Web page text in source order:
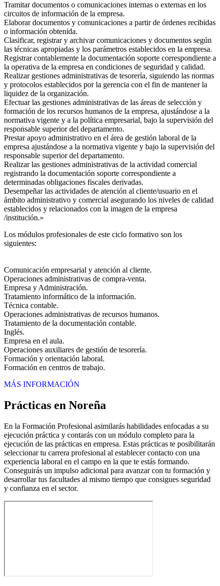
Tramitar documentos o comunicaciones internas o externas en los
circuitos de información de la empresa.
Elaborar documentos y comunicaciones a partir de órdenes recibidas
o información obtenida.
Clasificar, registrar y archivar comunicaciones y documentos según
las técnicas apropiadas y los parámetros establecidos en la empresa.
Registrar contablemente la documentación soporte correspondiente a
la operativa de la empresa en condiciones de seguridad y calidad.
Realizar gestiones administrativas de tesorería, siguiendo las normas
y protocolos establecidos por la gerencia con el fin de mantener la
liquidez de la organización.
Efectuar las gestiones administrativas de las áreas de selección y
formación de los recursos humanos de la empresa, ajustándose a la
normativa vigente y a la política empresarial, bajo la supervisión del
responsable superior del departamento.
Prestar apoyo administrativo en el área de gestión laboral de la
empresa ajustándose a la normativa vigente y bajo la supervisión del
responsable superior del departamento.
Realizar las gestiones administrativas de la actividad comercial
registrando la documentación soporte correspondiente a
determinadas obligaciones fiscales derivadas.
Desempeñar las actividades de atención al cliente/usuario en el
ámbito administrativo y comercial asegurando los niveles de calidad
establecidos y relacionados con la imagen de la empresa
/institución.»
Los módulos profesionales de este ciclo formativo son los
siguientes:
Comunicación empresarial y atención al cliente.
Operaciones administrativas de compra-venta.
Empresa y Administración.
Tratamiento informático de la información.
Técnica contable.
Operaciones administrativas de recursos humanos.
Tratamiento de la documentación contable.
Inglés.
Empresa en el aula.
Operaciones auxiliares de gestión de tesorería.
Formación y orientación laboral.
Formación en centros de trabajo.
MÁS INFORMACIÓN
Prácticas en Noreña
En la Formación Profesional asimilarás habilidades enfocadas a su
ejecución práctica y contarás con un módulo completo para la
ejecución de las prácticas en empresa. Estas prácticas te posibilitarán
seleccionar tu carrera profesional al establecer contacto con una
experiencia laboral en el campo en la que te estás formando.
Conseguirás un impulso adicional para avanzar con tu formación y
desarrollar tus facultades al mismo tiempo que consigues seguridad
y confianza en el sector.